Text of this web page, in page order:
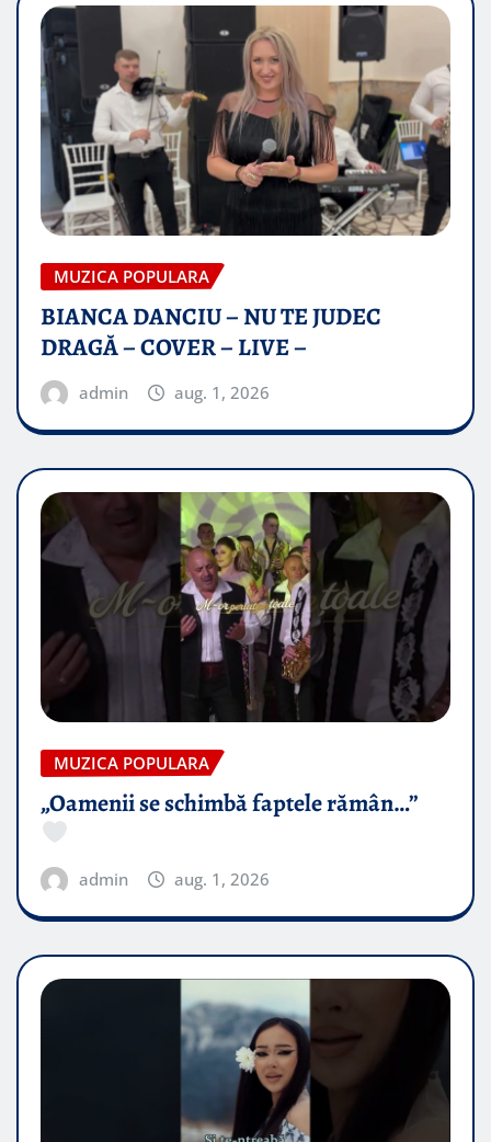
MUZICA POPULARA
BIANCA DANCIU – NU TE JUDEC
DRAGĂ – COVER – LIVE –
admin aug. 1, 2026
MUZICA POPULARA
„Oamenii se schimbă faptele rămân…”
admin aug. 1, 2026